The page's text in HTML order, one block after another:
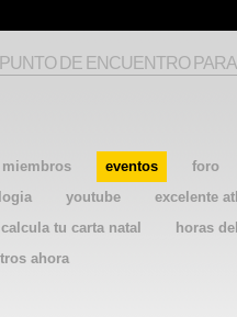
miembros eventos foro
youtube excelente
calcula tu carta natal horas
ahora
PUNTO DE ENCUENTRO